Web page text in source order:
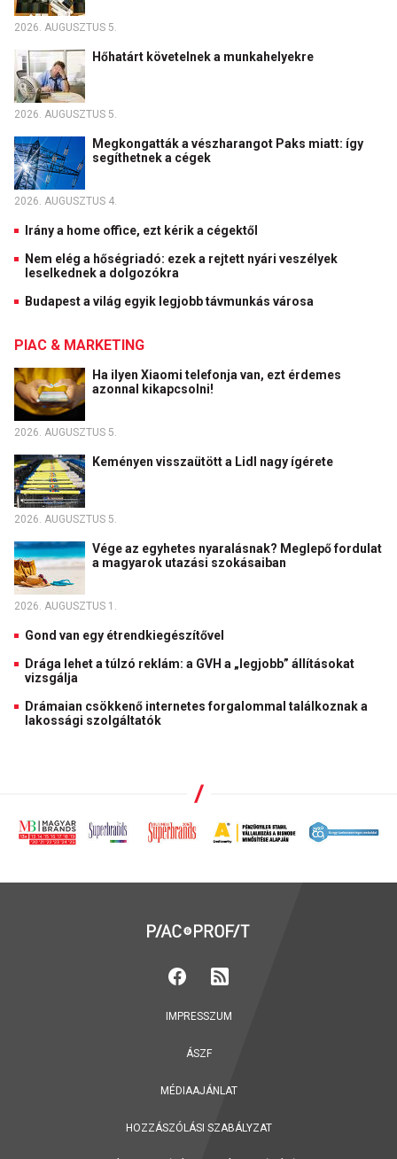
2026. AUGUSZTUS 5.
Hőhatárt követelnek a munkahelyekre
2026. AUGUSZTUS 5.
Megkongatták a vészharangot Paks miatt: így
segíthetnek a cégek
2026. AUGUSZTUS 4.
Irány a home office, ezt kérik a cégektől
Nem elég a hőségriadó: ezek a rejtett nyári veszélyek
leselkednek a dolgozókra
Budapest a világ egyik legjobb távmunkás városa
PIAC & MARKETING
Ha ilyen Xiaomi telefonja van, ezt érdemes
azonnal kikapcsolni!
2026. AUGUSZTUS 5.
Keményen visszaütött a Lidl nagy ígérete
2026. AUGUSZTUS 5.
Vége az egyhetes nyaralásnak? Meglepő fordulat
a magyarok utazási szokásaiban
2026. AUGUSZTUS 1.
Gond van egy étrendkiegészítővel
Drága lehet a túlzó reklám: a GVH a „legjobb” állításokat
vizsgálja
Drámaian csökkenő internetes forgalommal találkoznak a
lakossági szolgáltatók
IMPRESSZUM
ÁSZF
MÉDIAAJÁNLAT
HOZZÁSZÓLÁSI SZABÁLYZAT